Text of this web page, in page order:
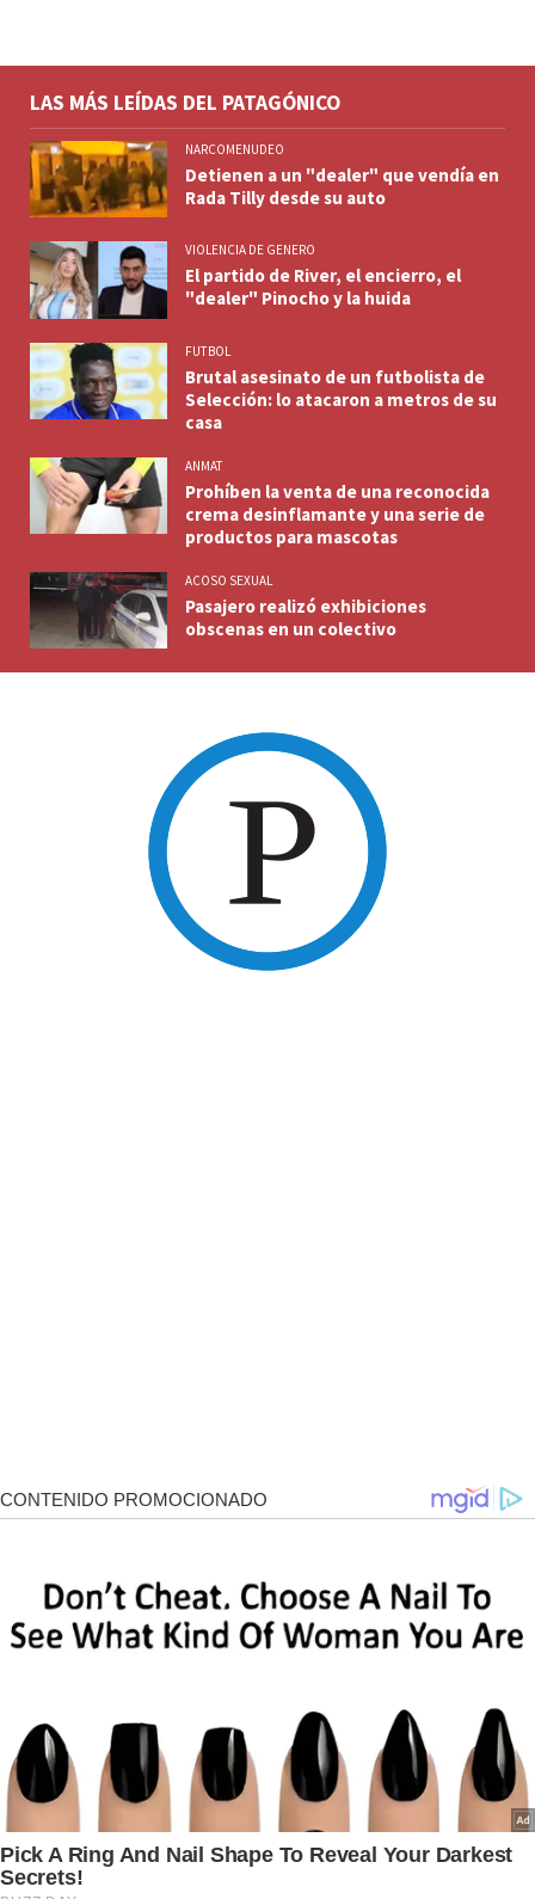
LAS MÁS LEÍDAS DEL PATAGÓNICO
NARCOMENUDEO
Detienen a un "dealer" que vendía en
Rada Tilly desde su auto
VIOLENCIA DE GENERO
El partido de River, el encierro, el
"dealer" Pinocho y la huida
FUTBOL
Brutal asesinato de un futbolista de
Selección: lo atacaron a metros de su
casa
ANMAT
Prohíben la venta de una reconocida
crema desinflamante y una serie de
productos para mascotas
ACOSO SEXUAL
Pasajero realizó exhibiciones
obscenas en un colectivo